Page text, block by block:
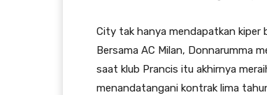
City tak hanya mendapatkan kiper
Bersama AC Milan, Donnarumma
saat klub Prancis itu akhirnya
menandatangani kontrak lima